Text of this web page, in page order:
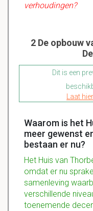
verhoudingen?
2 De opbouw
Dit is een
Laat
Waarom is het
meer gewenst
bestaan er nu?
Het Huis van
omdat er nu
samenleving
verschillende
toenemende